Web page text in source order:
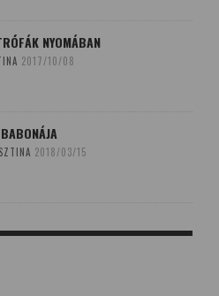
NYOMÁBAN
2017/10/08
2018/03/15